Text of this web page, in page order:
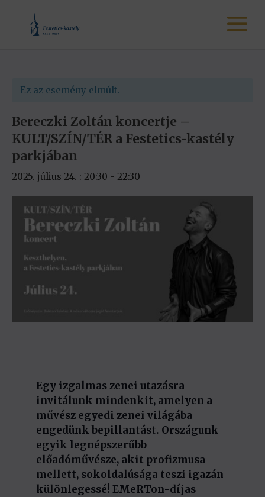
Ez az esemény elmúlt.
Bereczki Zoltán koncertje –
KULT/SZÍN/TÉR a Festetics-kastély
parkjában
2025. július 24. : 20:30 - 22:30
Egy izgalmas zenei utazásra
invitálunk mindenkit, amelyen a
művész egyedi zenei világába
engedünk bepillantást. Országunk
egyik legnépszerűbb
előadóművésze, akit profizmusa
mellett, sokoldalúsága teszi igazán
különlegessé! EMeRTon-díjas